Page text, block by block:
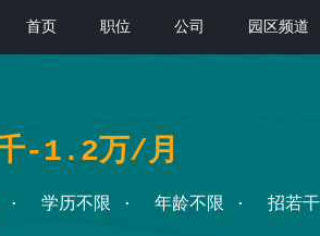
首页 职位 公司 园区频道
-1.2万/月
学历不限 年龄不限 招若干